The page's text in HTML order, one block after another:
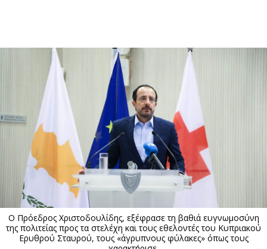
ΚΑΤΗΓΟΡΙΕΣ ΣΥΝΔΕΣΗ
Κύπρος
Παιδεία
Υγεία
Πολιτική
Βουλευτικές 2026
Εκλογές 2024
Προεδρικές 2023
Δημοσκοπήσεις
Απόψεις
Αρθρογραφία
The Hill
Υγεία
Αγγελίες
Ενοικιάζονται
Πωλούνται
Ζητούν εργασία
Ο Πρόεδρος Χριστοδουλίδης, εξέφρασε τη βαθιά ευγνωμοσύνη
της πολιτείας προς τα στελέχη και τους εθελοντές του Κυπριακού
Ερυθρού Σταυρού, τους «άγρυπνους φύλακες» όπως τους